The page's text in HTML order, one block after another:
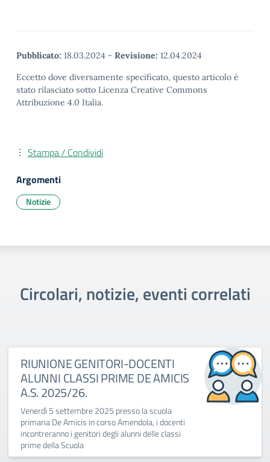
Pubblicato: 18.03.2024 - Revisione: 12.04.2024
Eccetto dove diversamente specificato, questo articolo è
stato rilasciato sotto Licenza Creative Commons
Attribuzione 4.0 Italia.
Stampa / Condividi
Argomenti
Notizie
Circolari, notizie, eventi correlati
RIUNIONE GENITORI-DOCENTI
ALUNNI CLASSI PRIME DE AMICIS
A.S. 2025/26.
Venerdì 5 settembre 2025 presso la scuola
primaria De Amicis in corso Amendola, i docenti
incontreranno i genitori degli alunni delle classi
prime della Scuola